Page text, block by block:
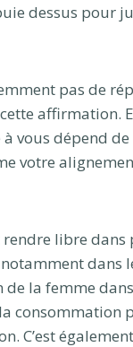
dessus pour
pas de
affirmation.
vous dépend
votre
libre dans
dans
de la femme
consommation
C’est